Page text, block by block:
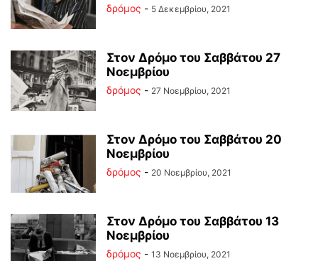
δρόμος - 5 Δεκεμβρίου, 2021
Στον Δρόμο του Σαββάτου 27
Νοεμβρίου
δρόμος - 27 Νοεμβρίου, 2021
Στον Δρόμο του Σαββάτου 20
Νοεμβρίου
δρόμος - 20 Νοεμβρίου, 2021
Στον Δρόμο του Σαββάτου 13
Νοεμβρίου
δρόμος - 13 Νοεμβρίου, 2021